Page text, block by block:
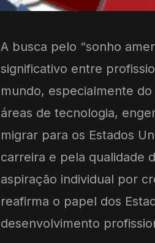
A busca pelo “sonho
significativo entre
mundo, especialmente
áreas de tecnologia,
migrar para os Estados
carreira e pela qualidade
aspiração individual por
reafirma o papel dos
desenvolvimento